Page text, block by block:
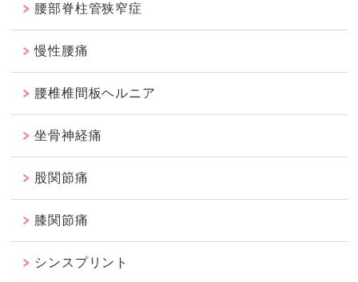
腰部脊柱管狭窄症
慢性腰痛
腰椎椎間板ヘルニア
坐骨神経痛
股関節痛
膝関節痛
シンスプリント